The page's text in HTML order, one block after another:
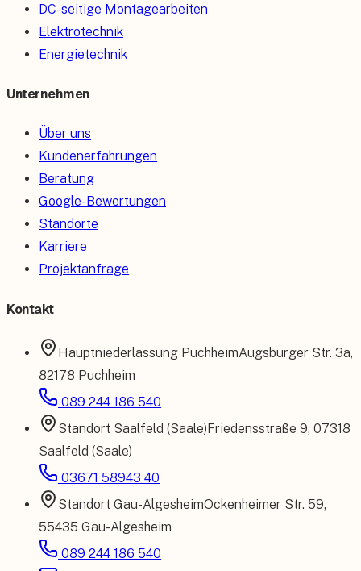
DC-seitige Montagearbeiten
Elektrotechnik
Energietechnik
Unternehmen
Über uns
Kundenerfahrungen
Beratung
Google-Bewertungen
Standorte
Karriere
Projektanfrage
Kontakt
Hauptniederlassung PuchheimAugsburger Str. 3a,
82178 Puchheim
089 244 186 540
Standort Saalfeld (Saale)Friedensstraße 9, 07318
Saalfeld (Saale)
03671 58943 40
Standort Gau-AlgesheimOckenheimer Str. 59,
55435 Gau-Algesheim
089 244 186 540